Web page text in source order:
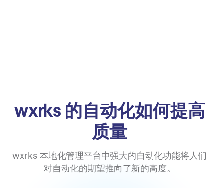
wxrks 的自动化如何提高
质量
wxrks 本地化管理平台中强大的自动化功能将人们
对自动化的期望推向了新的高度。